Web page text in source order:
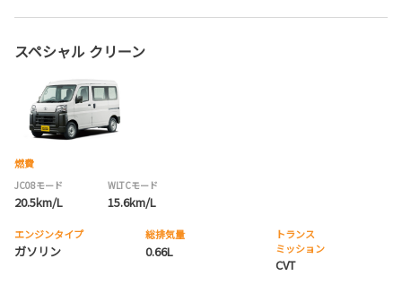
スペシャル クリーン
燃費
JC08モード
20.5km/L
WLTCモード
15.6km/L
エンジンタイプ
ガソリン
総排気量
0.66L
トランス
ミッション
CVT